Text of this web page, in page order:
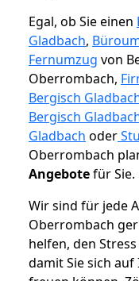
Egal, ob Sie einen
Gladbach,
Fernumzug von
Oberrombach,
Bergisch
Bergisch
Gladbach oder
Oberrombach
Angebotefür Sie.
Wir sind für jede
Oberrombach
helfen, den
damit Sie sich